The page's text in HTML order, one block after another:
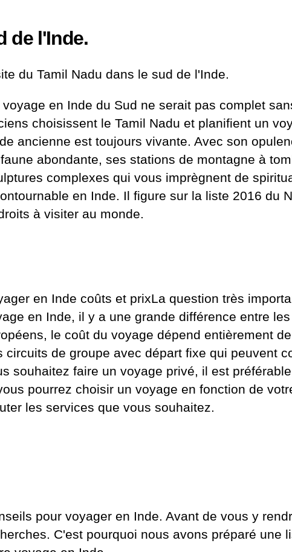
de l'Inde.
du Tamil Nadu dans le sud de l'Inde.
voyage en Inde du Sud ne serait pas complet
choisissent le Tamil Nadu et planifient un
ancienne est toujours vivante. Avec son
abondante, ses stations de montagne à
complexes qui vous imprègnent de
en Inde. Il figure sur la liste 2016 du
à visiter au monde.
en Inde coûts et prixLa question très
en Inde, il y a une grande différence entre
le coût du voyage dépend entièrement
circuits de groupe avec départ fixe qui peuvent
souhaitez faire un voyage privé, il est
pourrez choisir un voyage en fonction de
les services que vous souhaitez.
pour voyager en Inde. Avant de vous y
C'est pourquoi nous avons préparé une